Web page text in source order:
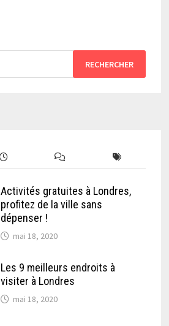
Activités gratuites à Londres,
profitez de la ville sans
dépenser !
mai 18, 2020
Les 9 meilleurs endroits à
visiter à Londres
mai 18, 2020